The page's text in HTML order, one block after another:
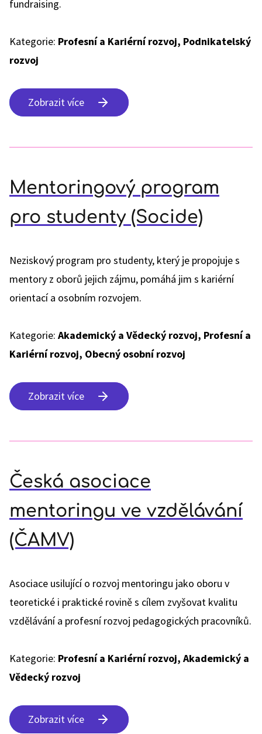
fundraising.
Kategorie: Profesní a Kariérní rozvoj, Podnikatelský
rozvoj
Zobrazit více
Mentoringový program
pro studenty (Socide)
Neziskový program pro studenty, který je propojuje s
mentory z oborů jejich zájmu, pomáhá jim s kariérní
orientací a osobním rozvojem.
Kategorie: Akademický a Vědecký rozvoj, Profesní a
Kariérní rozvoj, Obecný osobní rozvoj
Zobrazit více
Česká asociace
mentoringu ve vzdělávání
(ČAMV)
Asociace usilující o rozvoj mentoringu jako oboru v
teoretické i praktické rovině s cílem zvyšovat kvalitu
vzdělávání a profesní rozvoj pedagogických pracovníků.
Kategorie: Profesní a Kariérní rozvoj, Akademický a
Vědecký rozvoj
Zobrazit více